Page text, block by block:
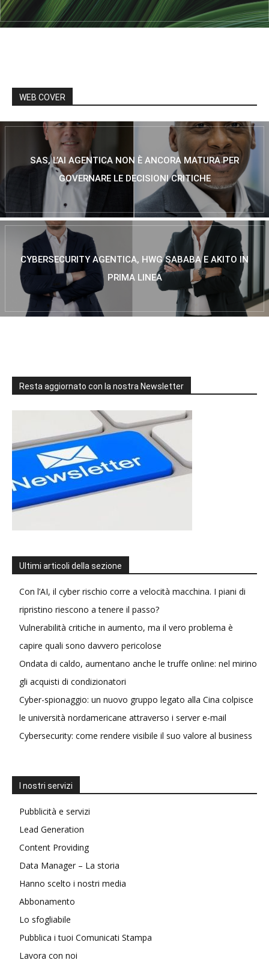
WEB COVER
SAS, L’AI AGENTICA NON È ANCORA MATURA PER
GOVERNARE LE DECISIONI CRITICHE
CYBERSECURITY AGENTICA, HWG SABABA E AKITO IN
PRIMA LINEA
Resta aggiornato con la nostra Newsletter
Ultimi articoli della sezione
Con l’AI, il cyber rischio corre a velocità macchina. I piani di
ripristino riescono a tenere il passo?
Vulnerabilità critiche in aumento, ma il vero problema è
capire quali sono davvero pericolose
Ondata di caldo, aumentano anche le truffe online: nel mirino
gli acquisti di condizionatori
Cyber-spionaggio: un nuovo gruppo legato alla Cina colpisce
le università nordamericane attraverso i server e-mail
Cybersecurity: come rendere visibile il suo valore al business
I nostri servizi
Pubblicità e servizi
Lead Generation
Content Providing
Data Manager – La storia
Hanno scelto i nostri media
Abbonamento
Lo sfogliabile
Pubblica i tuoi Comunicati Stampa
Lavora con noi